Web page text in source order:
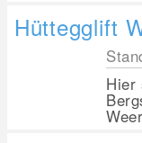
Hüttegglift
Hier